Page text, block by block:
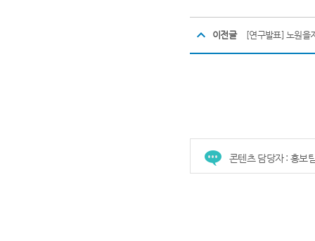
이전글 [연구발표] 노원을
콘텐츠 담당자 : 홍보